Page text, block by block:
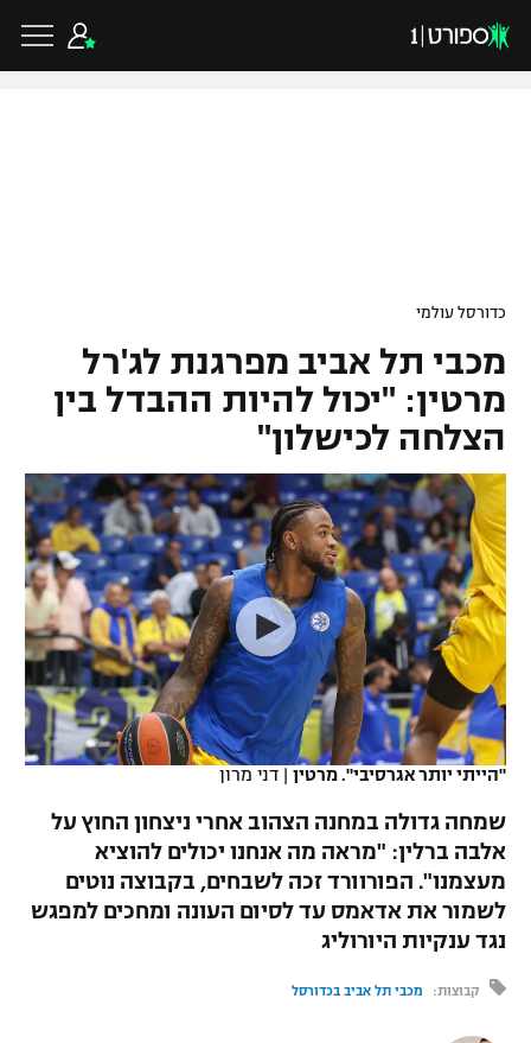
VOD
רץ ברשת
תוצאות
לוח שידורים
ברחבה
גביע הטוטו
ליגיונרים
גביע המדינה
נבחרת ישראל
מכבי חיפה
בית"ר ירושלים
מכבי תל אביב
הפועל חיפה
הפועל באר שבע
ליגת האלופות
ליגה אירופית
ליגה אנגלית
ליגה גרמנית
ליגה ספרדית
ליגה איטלקית
ליגה צרפתית
ליגה הולנדית
ליגה טורקית
ליגה סינית
ליגות נוספות
כדורסל ישראלי
ליגת ווינר סל
ליגה לאומית
כדורסל נשים
מכבי תל אביב
הפועל חולון
הפועל ירושלים
דני אבדיה
כדורסל עולמי
NBA
יורוליג
יורוקאפ
ענפים נוספים
טניס
כדוריד
כדורעף
שחייה
ג'ודו
אגרוף
ספורט אולימפי
UFC
כדורסל עולמי
מכבי תל אביב מפרגנת לג'רל
מרטין: "יכול להיות ההבדל בין
הצלחה לכישלון"
"הייתי יותר אגרסיבי". מרטין | דני מרון
שמחה גדולה במחנה הצהוב אחרי ניצחון החוץ על
אלבה ברלין: "מראה מה אנחנו יכולים להוציא
מעצמנו". הפורוורד זכה לשבחים, בקבוצה נוטים
לשמור את אדאמס עד לסיום העונה ומחכים למפגש
נגד ענקיות היורוליג
קבוצות: מכבי תל אביב בכדורסל